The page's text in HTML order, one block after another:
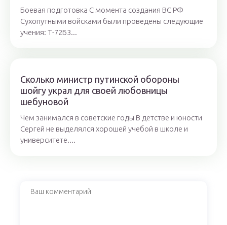
Боевая подготовка С момента создания ВС РФ
Сухопутными войсками были проведены следующие
учения: Т-72Б3...
Сколько министр путинской обороны
шойгу украл для своей любовницы
шебуновой
Чем занимался в советские годы В детстве и юности
Сергей не выделялся хорошей учебой в школе и
университете....